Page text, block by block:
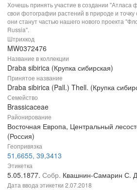
Хочешь принять участие в создании "Атласа
свои фотографии растений в природе и точку
они станут частью нашего нового проекта
Russia".
Штрихкод
MW0372476
Название в коллекции
Draba sibirica (Крупка сибирская)
Принятое название
Draba sibirica (Pall.) Thell. (Крупка
Семейство
Brassicaceae
Районирование
Восточная Европа, Центральный
(Россия)
Геопривязка
51,6655, 39,3413
Этикетка
5.05.1877. Собр. Квашнин-Самарин С.
Дата ввода этикетки 2.07.2018